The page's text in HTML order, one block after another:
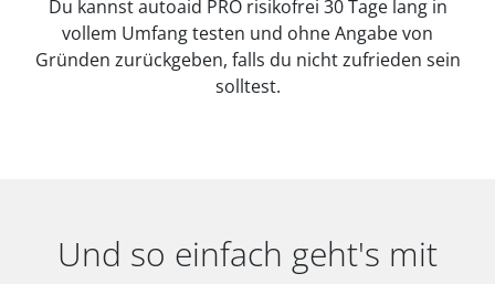
Du kannst autoaid PRO risikofrei 30 Tage lang in
vollem Umfang testen und ohne Angabe von
Gründen zurückgeben, falls du nicht zufrieden sein
solltest.
Und so einfach geht's mit